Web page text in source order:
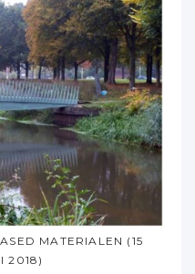
MATERIALEN (15
2018)